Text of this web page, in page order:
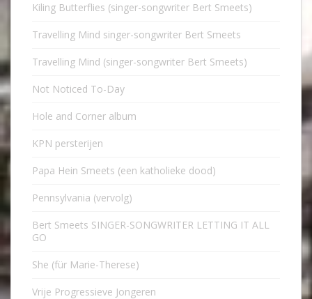
Kiling Butterflies (singer-songwriter Bert Smeets)
Travelling Mind singer-songwriter Bert Smeets
Travelling Mind (singer-songwriter Bert Smeets)
Not Noticed To-Day
Hole and Corner album
KPN persterijen
Papa Hein Smeets (een katholieke dood)
Pennsylvania (vervolg)
Bert Smeets SINGER-SONGWRITER LETTING IT ALL
GO
She (für Marie-Therese)
Vrije Progressieve Jongeren